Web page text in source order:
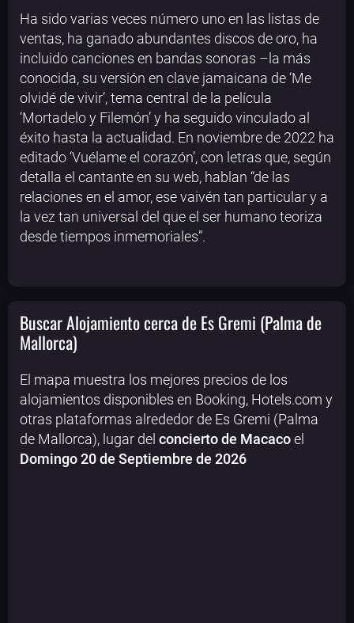
Ha sido varias veces número uno en las listas de
ventas, ha ganado abundantes discos de oro, ha
incluido canciones en bandas sonoras –la más
conocida, su versión en clave jamaicana de ‘Me
olvidé de vivir’, tema central de la película
‘Mortadelo y Filemón’ y ha seguido vinculado al
éxito hasta la actualidad. En noviembre de 2022 ha
editado ‘Vuélame el corazón’, con letras que, según
detalla el cantante en su web, hablan “de las
relaciones en el amor, ese vaivén tan particular y a
la vez tan universal del que el ser humano teoriza
desde tiempos inmemoriales”.
Buscar Alojamiento cerca de Es Gremi (Palma de
Mallorca)
El mapa muestra los mejores precios de los
alojamientos disponibles en Booking, Hotels.com y
otras plataformas alrededor de Es Gremi (Palma
de Mallorca), lugar del concierto de Macacoel
Domingo 20 de Septiembre de 2026